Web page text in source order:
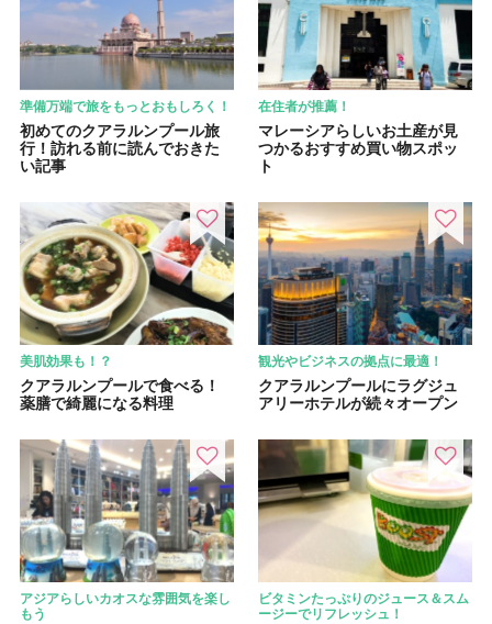
準備万端で旅をもっとおもしろく！
初めてのクアラルンプール旅
行！訪れる前に読んでおきた
い記事
在住者が推薦！
マレーシアらしいお土産が見
つかるおすすめ買い物スポッ
ト
美肌効果も！？
クアラルンプールで食べる！
薬膳で綺麗になる料理
観光やビジネスの拠点に最適！
クアラルンプールにラグジュ
アリーホテルが続々オープン
アジアらしいカオスな雰囲気を楽し
もう
ビタミンたっぷりのジュース＆スム
ージーでリフレッシュ！